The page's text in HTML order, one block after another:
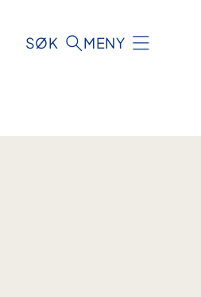
SØK MENY